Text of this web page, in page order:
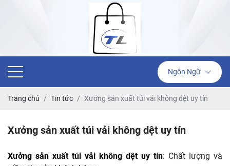
Ngôn Ngữ
Trang chủ Tin tức Xưởng sản xuất túi vải không dệt uy tín
Xưởng sản xuất túi vải không dệt uy tín
Xưởng sản xuất túi vải không dệt uy tín: Chất lượng và